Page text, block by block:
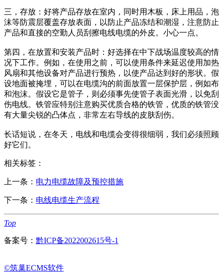
三，存放：好将产品存放在室内，同时用木板，床上用品，泡
沫等防震层覆盖存放表面，以防止产品冻结和潮湿，注意防止
产品和直接的空勤人员刮擦电线电缆的外皮。小心一点。
第四，在放置和安装产品时：好选择在中下战场温度较高的情
况下工作。例如，在使用之前，可以使用条件来延迟使用加热
风扇和其他设备对产品进行预热，以使产品达到好的形状。假
设地面被掩埋，可以在电缆沟的前面放置一层保护层，例如布
和泡沫。假设它是管子，则必须事先使管子表面光滑，以免刮
伤电线。铁管应特别注意购买优质合格的铁管，优质的铁管没
有大量尖锐的凸体点，非常左右导线的皮肤刮伤。
长话短说，在冬天，电线和电缆会变得很细弱，我们必须照顾
好它们。
相关标签：
上一条： 电力电缆故障及预控措施
下一条： 电线电缆生产流程
Top
备案号： 黔ICP备2022002615号-1
©筑巢ECMS软件